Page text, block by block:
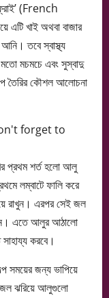
ফ্রাই’ (French
এটি খাই অথবা বাজার
তবে স্বাস্থ্য
মচমচে এবং সুস্বাদু
তৈরির কৌশল আলোচনা
forget to
প্রথম শর্ত হলো আলু
লম্বাটে ফালি করে
রাখুন। এরপর সেই জল
এতে আলুর আঠালো
সাহায্য করবে।
জন্য ভাপিয়ে
জল ঝরিয়ে আলুগুলো